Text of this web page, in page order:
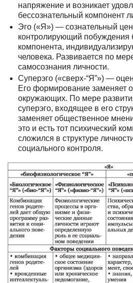
напряжение и возникает
бессознательный компонент
Эго («Я») — сознательный
контролирующий побуждения
компонента,
человека. Развивается по
самосознания личности.
Суперэго («сверх-“Я”») —
Его формирование заменяет
окружающих. По мере
суперэго, входящее в его
заменяет общественное
это и есть тот психический
сложился в структуре
социального контроля.